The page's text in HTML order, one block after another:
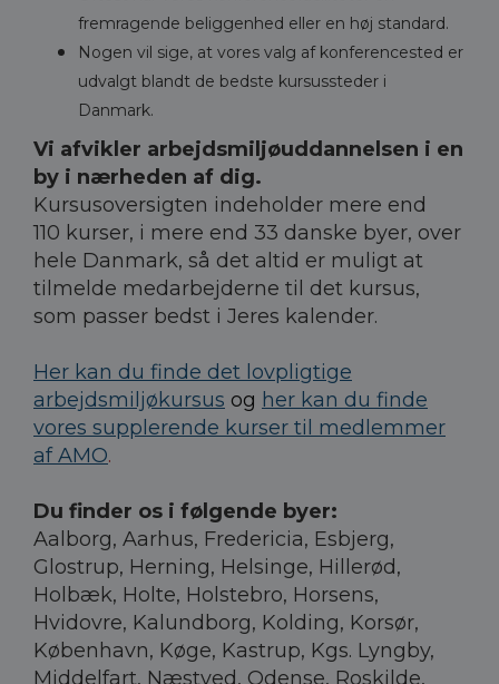
fremragende beliggenhed eller en høj standard.
Nogen vil sige, at vores valg af konferencested er
udvalgt blandt de bedste kursussteder i
Danmark.
Vi afvikler arbejdsmiljøuddannelsen i en
by i nærheden af dig.
Kursusoversigten indeholder mere end
110 kurser, i mere end 33 danske byer, over
hele Danmark, så det altid er muligt at
tilmelde medarbejderne til det kursus,
som passer bedst i Jeres kalender.
Her kan du finde det lovpligtige
arbejdsmiljøkursus og her kan du finde
vores supplerende kurser til medlemmer
af AMO.
Du finder os i følgende byer:
Aalborg, Aarhus, Fredericia, Esbjerg,
Glostrup, Herning, Helsinge, Hillerød,
Holbæk, Holte, Holstebro, Horsens,
Hvidovre, Kalundborg, Kolding, Korsør,
København, Køge, Kastrup, Kgs. Lyngby,
Middelfart, Næstved, Odense, Roskilde,